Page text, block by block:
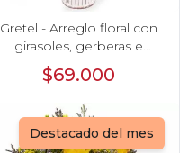
Gretel - Arreglo floral con
girasoles, gerberas e
hypericum
$69.000
Destacado del mes